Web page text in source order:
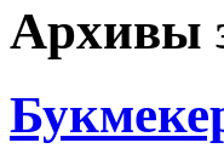
Архивы